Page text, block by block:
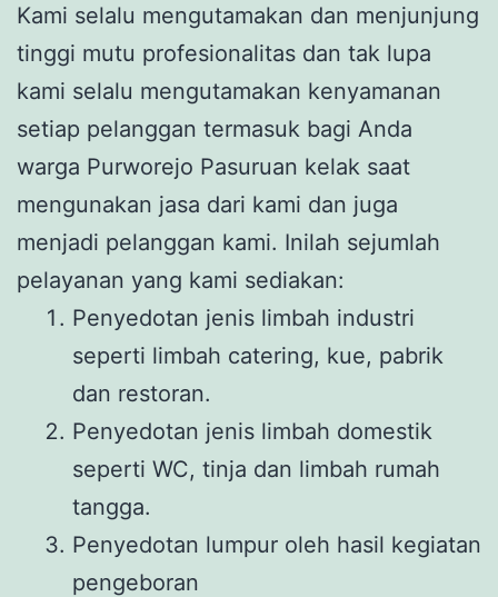
Kami selalu mengutamakan dan menjunjung
tinggi mutu profesionalitas dan tak lupa
kami selalu mengutamakan kenyamanan
setiap pelanggan termasuk bagi Anda
warga Purworejo Pasuruan kelak saat
mengunakan jasa dari kami dan juga
menjadi pelanggan kami. Inilah sejumlah
pelayanan yang kami sediakan:
Penyedotan jenis limbah industri
seperti limbah catering, kue, pabrik
dan restoran.
Penyedotan jenis limbah domestik
seperti WC, tinja dan limbah rumah
tangga.
Penyedotan lumpur oleh hasil kegiatan
pengeboran